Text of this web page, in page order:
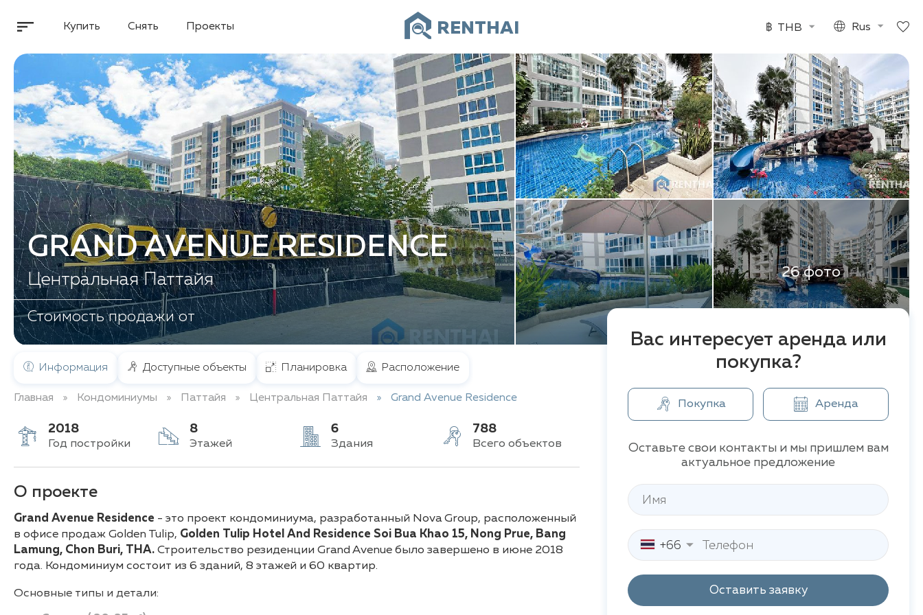
Купить Снять Проекты RENTHAI ฿ THB Rus
26 фото
GRAND AVENUE RESIDENCE
Центральная Паттайя
Стоимость продажи от
Информация Доступные объекты Планировка Расположение
Главная Кондоминиумы Паттайя Центральная Паттайя Grand Avenue Residence
2018
Год постройки
8
Этажей
6
Здания
788
Всего объектов
О проекте
Grand Avenue Residence - это проект кондоминиума, разработанный Nova Group, расположенный
в офисе продаж Golden Tulip, Golden Tulip Hotel And Residence Soi Bua Khao 15, Nong Prue, Bang
Lamung, Chon Buri, THA. Строительство резиденции Grand Avenue было завершено в июне 2018
года. Кондоминиум состоит из 6 зданий, 8 этажей и 60 квартир.
Основные типы и детали:
Вас интересует аренда или
покупка?
Покупка Аренда
Оставьте свои контакты и мы пришлем вам
актуальное предложение
+66
Оставить заявку